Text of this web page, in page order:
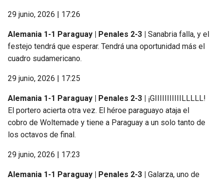
29 junio, 2026 | 17:26
Alemania 1-1 Paraguay | Penales 2-3 |
Sanabria falla, y el
festejo tendrá que esperar. Tendrá una oportunidad más el
cuadro sudamericano.
29 junio, 2026 | 17:25
Alemania 1-1 Paraguay | Penales 2-3 |
¡GIIIIIIIIIIILLLLL!
El portero acierta otra vez. El héroe paraguayo ataja el
cobro de Woltemade y tiene a Paraguay a un solo tanto de
los octavos de final.
29 junio, 2026 | 17:23
Alemania 1-1 Paraguay | Penales 2-3 |
Galarza, uno de